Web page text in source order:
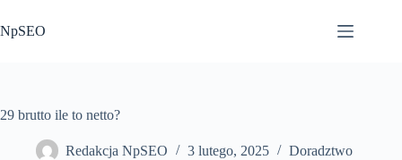
do
treści
NpSEO
29 brutto ile to netto?
Redakcja NpSEO 3 lutego, 2025 Doradztwo